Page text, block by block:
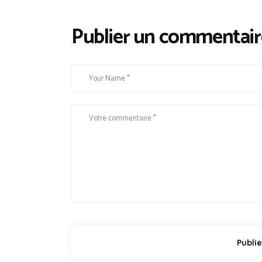
Publier un